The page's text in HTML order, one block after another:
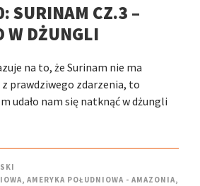
SURINAM CZ.3 –
W DŻUNGLI
na to, że Surinam nie ma
prawdziwego zdarzenia, to
udało nam się natknąć w dżungli
, AMERYKA POŁUDNIOWA - AMAZONIA,